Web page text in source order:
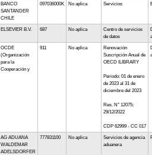
BANCO
SANTANDER
CHILE
097036000K No aplica Servicios
ELSEVIER B.V. 687 No aplica
Centro de servicios
de datos
OCDE
(Organización
para la
Cooperación y
911 No aplica
Renovación
Suscripción Anual de
OECD ILIBRARY
Periodo: 01 de enero
de 2023 al 31 de
diciembre del 2023
Res. N° 12075;
29/12/2022
CDP 62999 - CC 017
AG ADUANA
WALDEMAR
ADELSDORFER
777831100 No aplica
Servicios de agencia
aduanera